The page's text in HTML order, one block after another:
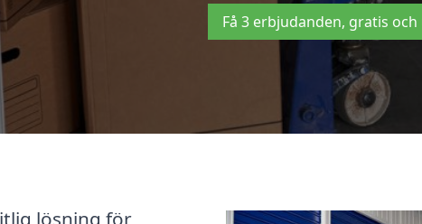
Få 3 erbjudanden, gratis
lösning för